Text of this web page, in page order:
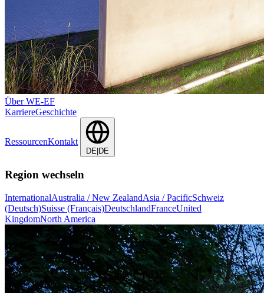
Über WE-EF
KarriereGeschichte
RessourcenKontakt
DE|DE
Region wechseln
InternationalAustralia / New ZealandAsia / PacificSchweiz
(Deutsch)Suisse (Français)DeutschlandFranceUnited
KingdomNorth America